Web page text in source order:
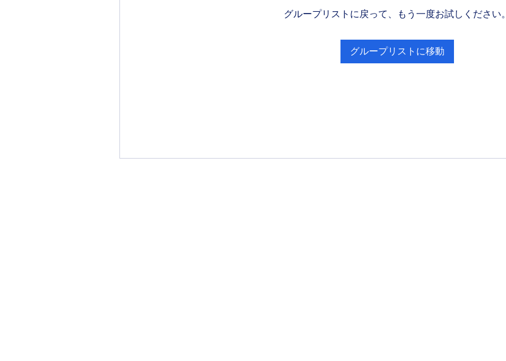
グループリストに戻って、もう一度お試しください。
グループリストに移動